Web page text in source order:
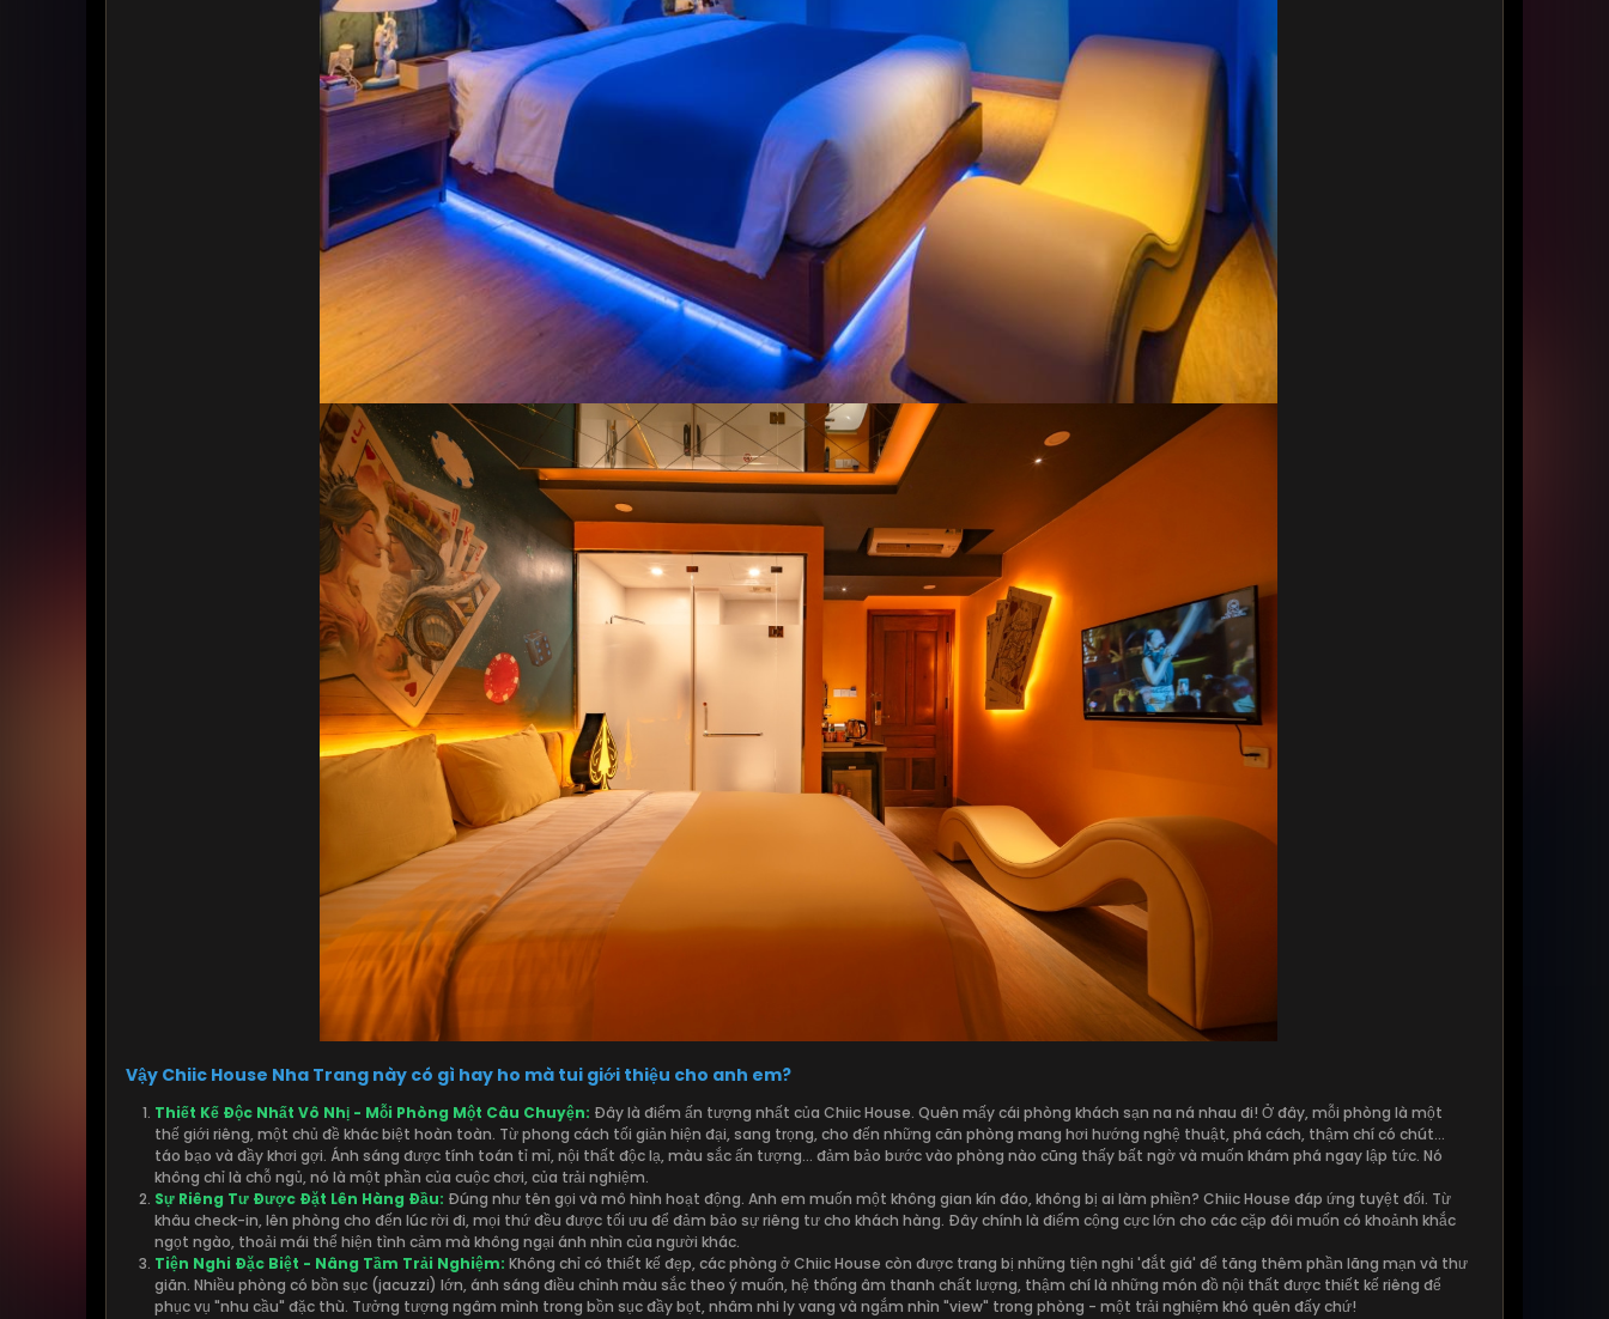
Vậy Chiic House Nha Trang này có gì hay ho mà tui giới thiệu cho anh em?
Thiết Kế Độc Nhất Vô Nhị - Mỗi Phòng Một Câu Chuyện: Đây là điểm ấn tượng nhất của Chiic House. Quên mấy cái phòng khách sạn na ná nhau đi! Ở đây, mỗi phòng là một
thế giới riêng, một chủ đề khác biệt hoàn toàn. Từ phong cách tối giản hiện đại, sang trọng, cho đến những căn phòng mang hơi hướng nghệ thuật, phá cách, thậm chí có chút...
táo bạo và đầy khơi gợi. Ánh sáng được tính toán tỉ mỉ, nội thất độc lạ, màu sắc ấn tượng... đảm bảo bước vào phòng nào cũng thấy bất ngờ và muốn khám phá ngay lập tức. Nó
không chỉ là chỗ ngủ, nó là một phần của cuộc chơi, của trải nghiệm.
Sự Riêng Tư Được Đặt Lên Hàng Đầu: Đúng như tên gọi và mô hình hoạt động. Anh em muốn một không gian kín đáo, không bị ai làm phiền? Chiic House đáp ứng tuyệt đối. Từ
khâu check-in, lên phòng cho đến lúc rời đi, mọi thứ đều được tối ưu để đảm bảo sự riêng tư cho khách hàng. Đây chính là điểm cộng cực lớn cho các cặp đôi muốn có khoảnh khắc
ngọt ngào, thoải mái thể hiện tình cảm mà không ngại ánh nhìn của người khác.
Tiện Nghi Đặc Biệt - Nâng Tầm Trải Nghiệm: Không chỉ có thiết kế đẹp, các phòng ở Chiic House còn được trang bị những tiện nghi 'đắt giá' để tăng thêm phần lãng mạn và thư
giãn. Nhiều phòng có bồn sục (jacuzzi) lớn, ánh sáng điều chỉnh màu sắc theo ý muốn, hệ thống âm thanh chất lượng, thậm chí là những món đồ nội thất được thiết kế riêng để
phục vụ "nhu cầu" đặc thù. Tưởng tượng ngâm mình trong bồn sục đầy bọt, nhâm nhi ly vang và ngắm nhìn "view" trong phòng - một trải nghiệm khó quên đấy chứ!